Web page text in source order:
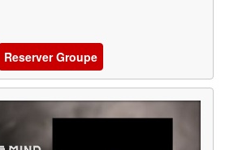
Reserver Groupe